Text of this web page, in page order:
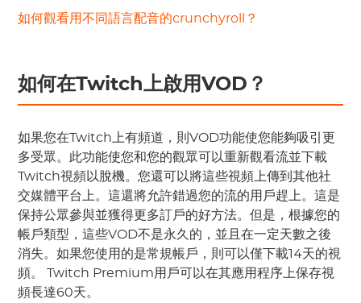
如何觀看用不同語言配音的crunchyroll？
如何在Twitch上啟用VOD？
如果您在Twitch上有頻道，則VOD功能使您能夠吸引更
多受眾。此功能使您和您的觀眾可以重新觀看流並下載
Twitch視頻以脫機。您還可以將這些視頻上傳到其他社
交媒體平台上。這還將允許錯過您的流的用戶趕上。這是
保持公眾參與並獲得更多訂戶的好方法。但是，根據您的
帳戶類型，這些VOD不是永久的，並且在一定天數之後
消失。如果您使用的是常規帳戶，則可以僅下載14天的視
頻。 Twitch Premium用戶可以在其應用程序上保存視
頻長達60天。